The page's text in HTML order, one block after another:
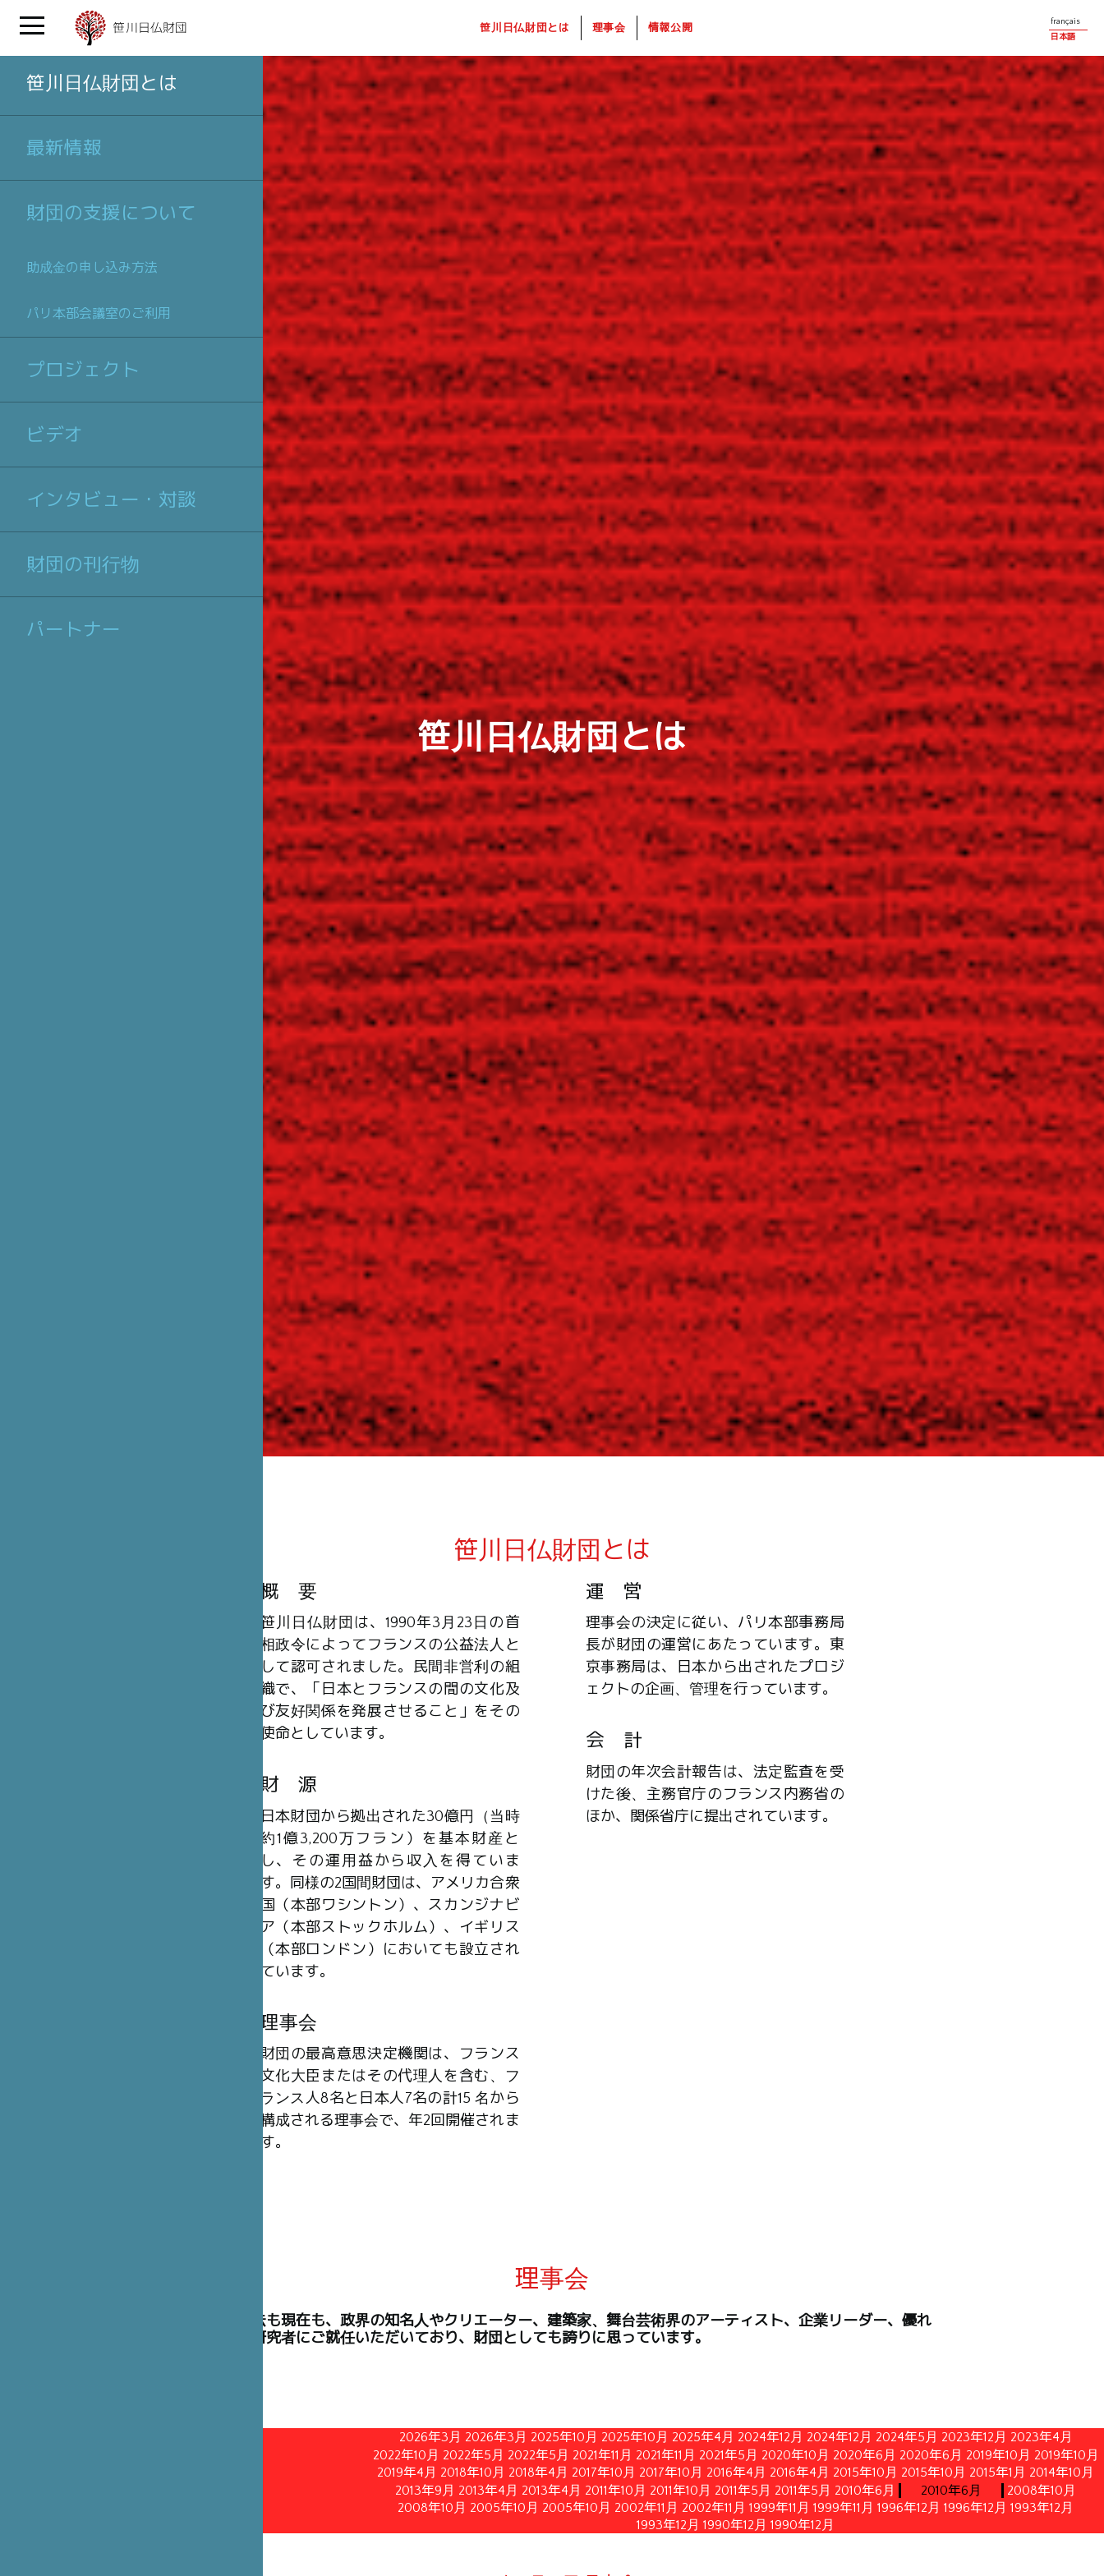
笹川日仏財団とは 理事会 情報公開
français
日本語
笹川日仏財団とは
最新情報
財団の支援について
助成金の申し込み方法
パリ本部会議室のご利用
プロジェクト
ビデオ
インタビュー・対談
財団の刊行物
パートナー
笹川日仏財団とは
笹川日仏財団とは
概 要
笹川日仏財団は、1990年3月23日の首
相政令によってフランスの公益法人と
して認可されました。民間非営利の組
織で、「日本とフランスの間の文化及
び友好関係を発展させること」をその
使命としています。
財 源
日本財団から拠出された30億円（当時
約1億3,200万フラン）を基本財産と
し、その運用益から収入を得ていま
す。同様の2国間財団は、アメリカ合衆
国（本部ワシントン）、スカンジナビ
ア（本部ストックホルム）、イギリス
（本部ロンドン）においても設立され
ています。
理事会
財団の最高意思決定機関は、フランス
文化大臣またはその代理人を含む、フ
ランス人8名と日本人7名の計15 名から
構成される理事会で、年2回開催されま
す。
運 営
理事会の決定に従い、パリ本部事務局
長が財団の運営にあたっています。東
京事務局は、日本から出されたプロジ
ェクトの企画、管理を行っています。
会 計
財団の年次会計報告は、法定監査を受
けた後、主務官庁のフランス内務省の
ほか、関係省庁に提出されています。
理事会
理事には、過去も現在も、政界の知名人やクリエーター、建築家、舞台芸術界のアーティスト、企業リーダー、優れ
た高官や学術研究者にご就任いただいており、財団としても誇りに思っています。
2026年3月 2026年3月 2025年10月 2025年10月 2025年4月 2024年12月 2024年12月 2024年5月 2023年12月 2023年4月
2022年10月 2022年5月 2022年5月 2021年11月 2021年11月 2021年5月 2020年10月 2020年6月 2020年6月 2019年10月 2019年10月
2019年4月 2018年10月 2018年4月 2017年10月 2017年10月 2016年4月 2016年4月 2015年10月 2015年10月 2015年1月 2014年10月
2013年9月 2013年4月 2013年4月 2011年10月 2011年10月 2011年5月 2011年5月 2010年6月 2010年6月
2008年10月
2008年10月 2005年10月 2005年10月 2002年11月 2002年11月 1999年11月 1999年11月 1996年12月 1996年12月 1993年12月
1993年12月 1990年12月 1990年12月